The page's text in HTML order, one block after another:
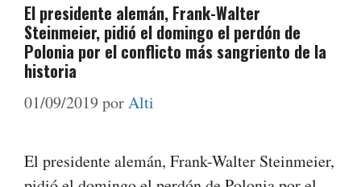
El presidente alemán, Frank-Walter
Steinmeier, pidió el domingo el perdón de
Polonia por el conflicto más sangriento de la
historia
01/09/2019 porAlti
El presidente alemán, Frank-Walter Steinmeier,